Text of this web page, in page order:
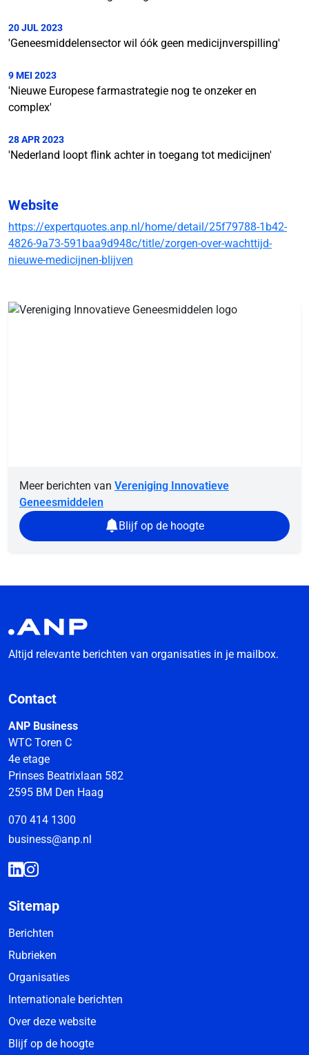
20 JUL 2023
'Geneesmiddelensector wil óók geen medicijnverspilling'
9 MEI 2023
'Nieuwe Europese farmastrategie nog te onzeker en
complex'
28 APR 2023
'Nederland loopt flink achter in toegang tot medicijnen'
Website
https://expertquotes.anp.nl/home/detail/25f79788-1b42-
4826-9a73-591baa9d948c/title/zorgen-over-wachttijd-
nieuwe-medicijnen-blijven
Meer berichten van Vereniging Innovatieve
Geneesmiddelen
Blijf op de hoogte
Altijd relevante berichten van organisaties in je mailbox.
Contact
ANP Business
WTC Toren C
4e etage
Prinses Beatrixlaan 582
2595 BM Den Haag
070 414 1300
business@anp.nl
Sitemap
Berichten
Rubrieken
Organisaties
Internationale berichten
Over deze website
Blijf op de hoogte